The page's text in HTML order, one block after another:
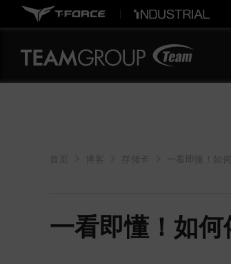
首页 博客 存储卡 一看即懂！如
一看即懂！如何